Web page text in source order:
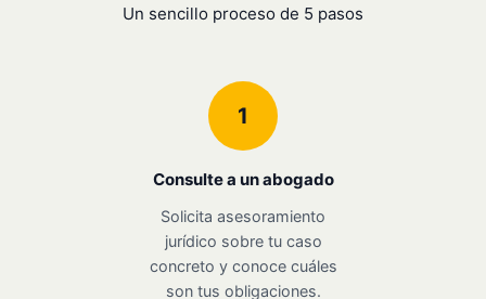
Un sencillo proceso de 5 pasos
1
Consulte a un abogado
Solicita asesoramiento
jurídico sobre tu caso
concreto y conoce cuáles
son tus obligaciones.